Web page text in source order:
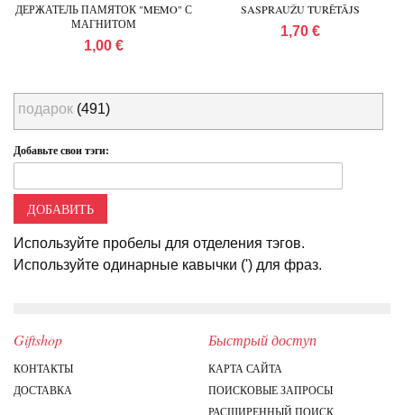
ДЕРЖАТЕЛЬ ПАМЯТОК "MEMO" С
МАГНИТОМ
1,00 €
SASPRAUŽU TURĒTĀJS
1,70 €
подарок (491)
Добавьте свои тэги:
ДОБАВИТЬ
Используйте пробелы для отделения тэгов.
Используйте одинарные кавычки (') для фраз.
Giftshop
КОНТАКТЫ
ДОСТАВКА
Быстрый доступ
КАРТА САЙТА
ПОИСКОВЫЕ ЗАПРОСЫ
РАСШИРЕННЫЙ ПОИСК